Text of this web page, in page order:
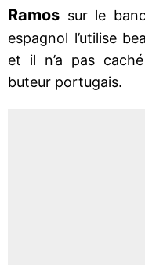
Ramos sur le
espagnol l’utilise
et il n’a pas
buteur portugais.